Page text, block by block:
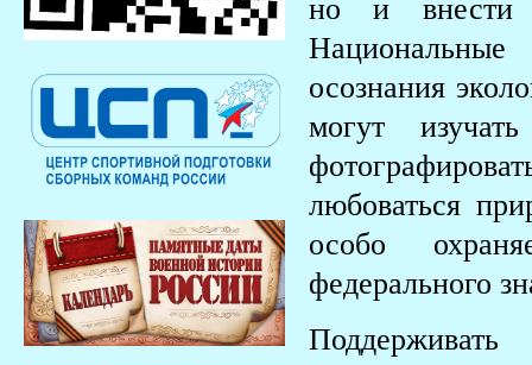
но и внести
осознания
могут
любоваться
особо
федерального